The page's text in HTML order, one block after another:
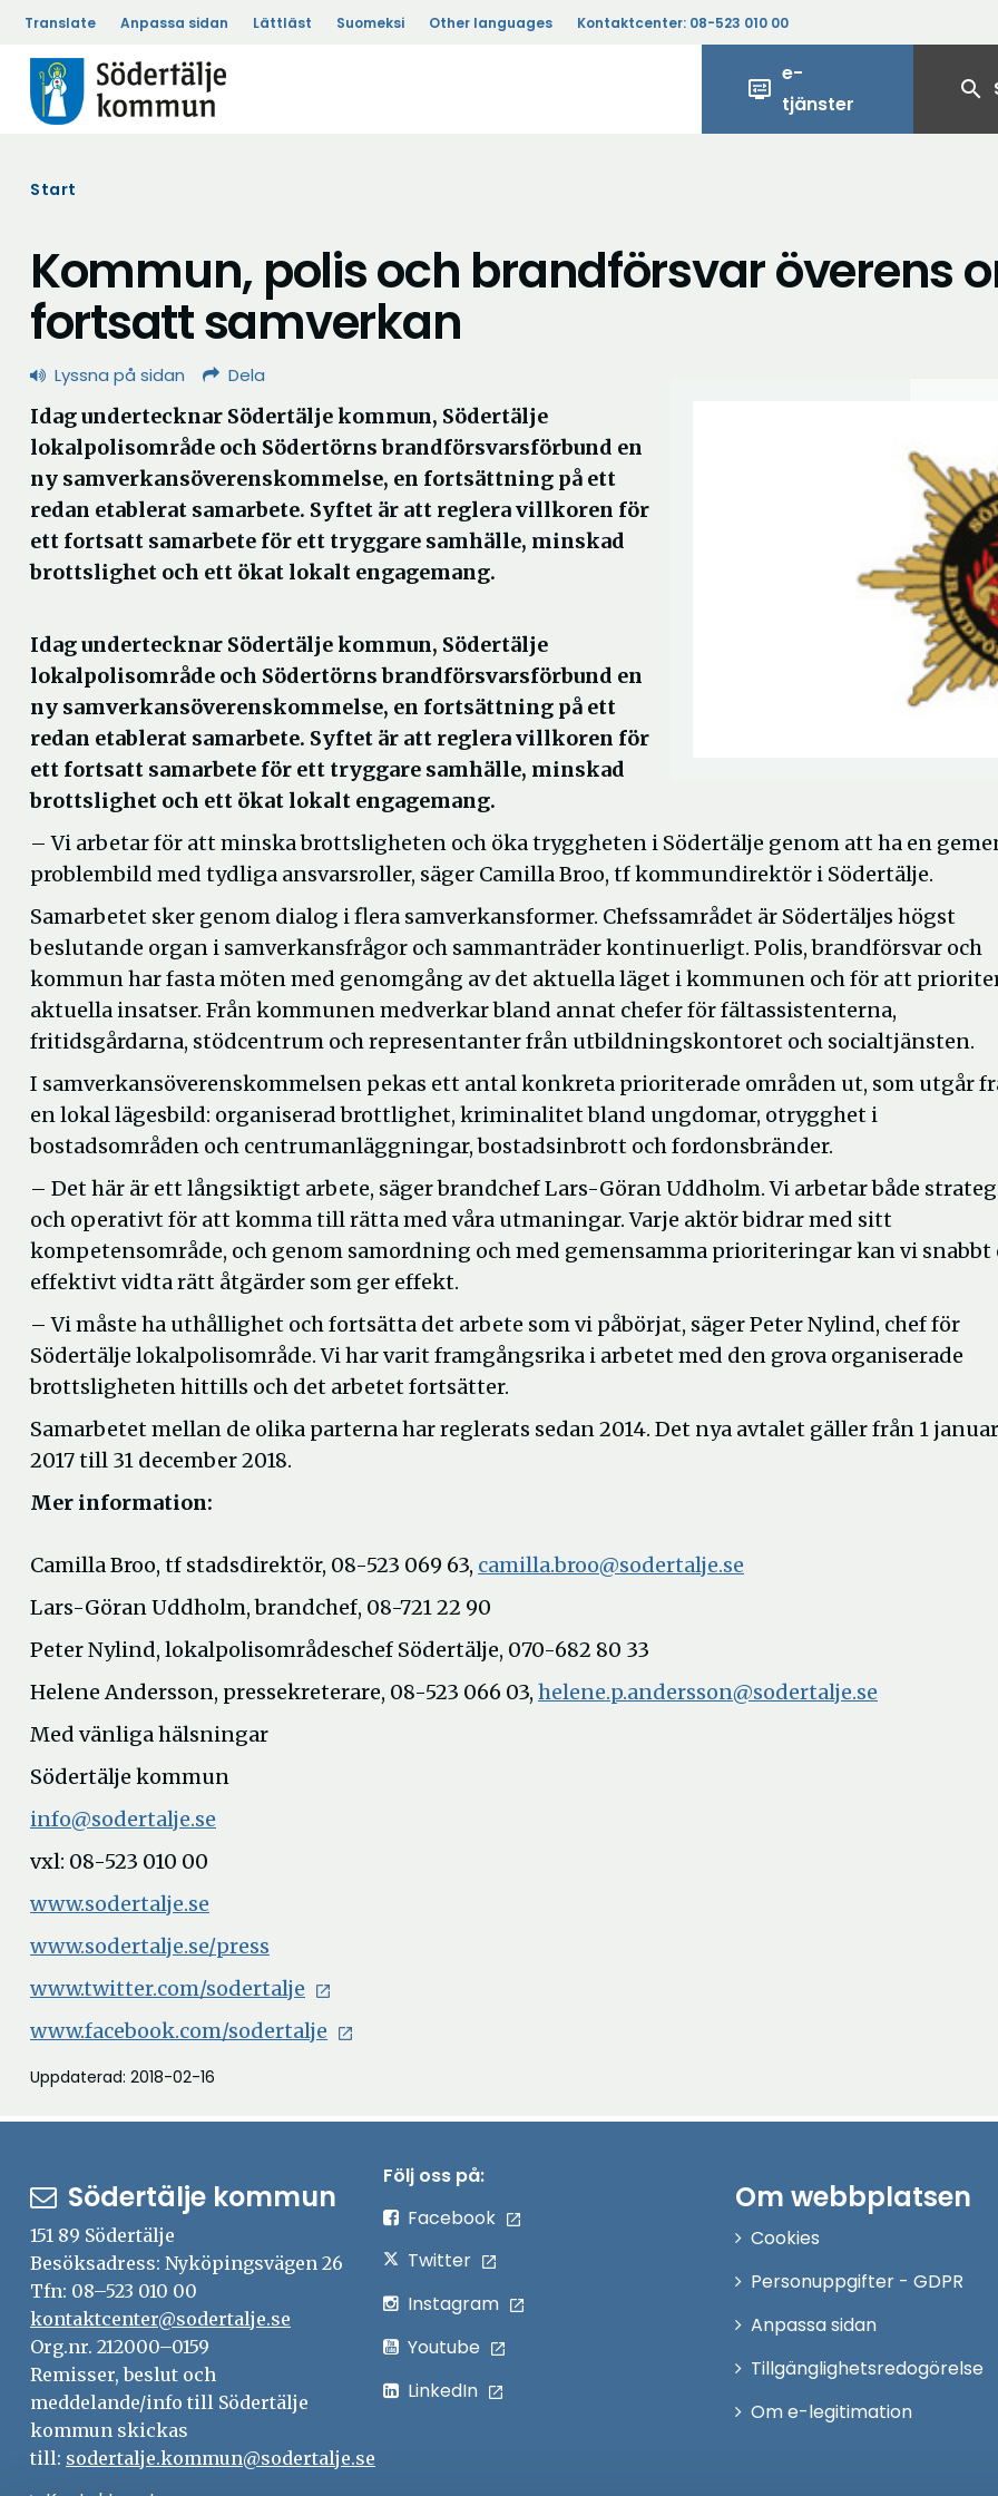
Translate Anpassa sidan Lättläst Suomeksi Other languages Kontaktcenter: 08-523 010 00
display_settings
e-
tjänster
search
Start
Kommun, polis och brandförsvar överens
fortsatt samverkan
Lyssna på sidan Dela
Idag undertecknar Södertälje kommun, Södertälje
lokalpolisområde och Södertörns brandförsvarsförbund en
ny samverkansöverenskommelse, en fortsättning på ett
redan etablerat samarbete. Syftet är att reglera villkoren för
ett fortsatt samarbete för ett tryggare samhälle, minskad
brottslighet och ett ökat lokalt engagemang.
Idag undertecknar Södertälje kommun, Södertälje
lokalpolisområde och Södertörns brandförsvarsförbund en
ny samverkansöverenskommelse, en fortsättning på ett
redan etablerat samarbete. Syftet är att reglera villkoren för
ett fortsatt samarbete för ett tryggare samhälle, minskad
brottslighet och ett ökat lokalt engagemang.
– Vi arbetar för att minska brottsligheten och öka tryggheten i Södertälje genom att ha en
problembild med tydliga ansvarsroller, säger Camilla Broo, tf kommundirektör i Södertälje.
Samarbetet sker genom dialog i flera samverkansformer. Chefssamrådet är Södertäljes högst
beslutande organ i samverkansfrågor och sammanträder kontinuerligt. Polis, brandförsvar och
kommun har fasta möten med genomgång av det aktuella läget i kommunen och för att
aktuella insatser. Från kommunen medverkar bland annat chefer för fältassistenterna,
fritidsgårdarna, stödcentrum och representanter från utbildningskontoret och socialtjänsten.
I samverkansöverenskommelsen pekas ett antal konkreta prioriterade områden ut, som utgår
en lokal lägesbild: organiserad brottlighet, kriminalitet bland ungdomar, otrygghet i
bostadsområden och centrumanläggningar, bostadsinbrott och fordonsbränder.
– Det här är ett långsiktigt arbete, säger brandchef Lars-Göran Uddholm. Vi arbetar både
och operativt för att komma till rätta med våra utmaningar. Varje aktör bidrar med sitt
kompetensområde, och genom samordning och med gemensamma prioriteringar kan vi snabbt
effektivt vidta rätt åtgärder som ger effekt.
– Vi måste ha uthållighet och fortsätta det arbete som vi påbörjat, säger Peter Nylind, chef för
Södertälje lokalpolisområde. Vi har varit framgångsrika i arbetet med den grova organiserade
brottsligheten hittills och det arbetet fortsätter.
Samarbetet mellan de olika parterna har reglerats sedan 2014. Det nya avtalet gäller från 1
2017 till 31 december 2018.
Mer information:
Camilla Broo, tf stadsdirektör, 08-523 069 63, camilla.broo@sodertalje.se
Lars-Göran Uddholm, brandchef, 08-721 22 90
Peter Nylind, lokalpolisområdeschef Södertälje, 070-682 80 33
Helene Andersson, pressekreterare, 08-523 066 03, helene.p.andersson@sodertalje.se
Med vänliga hälsningar
Södertälje kommun
info@sodertalje.se
vxl: 08-523 010 00
www.sodertalje.se
www.sodertalje.se/press
www.twitter.com/sodertalje
www.facebook.com/sodertalje
Uppdaterad: 2018-02-16
Södertälje kommun
151 89 Södertälje
Besöksadress: Nyköpingsvägen 26
Tfn: 08–523 010 00
kontaktcenter@sodertalje.se
Org.nr. 212000–0159
Remisser, beslut och
meddelande/info till Södertälje
kommun skickas
till: sodertalje.kommun@sodertalje.se
Följ oss på:
Facebook
Twitter
Instagram
Youtube
LinkedIn
Om webbplatsen
Cookies
Personuppgifter - GDPR
Anpassa sidan
Tillgänglighetsredogörelse
Om e-legitimation